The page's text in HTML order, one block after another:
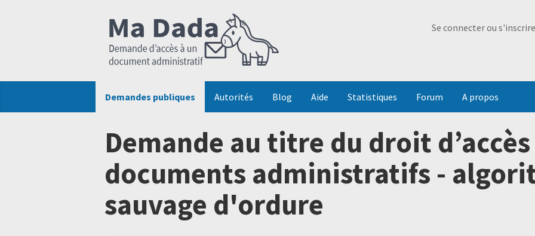
Se connecter ou s'inscrire
Demandes publiques Autorités Blog Aide Statistiques Forum A propos
Demande au titre du droit
documents administratifs -
sauvage d'ordure